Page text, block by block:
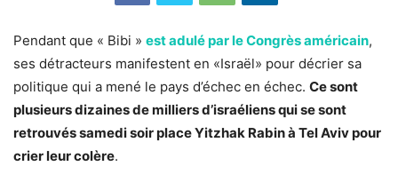
Pendant que « Bibi » est adulé par le Congrès américain,
ses détracteurs manifestent en «Israël» pour décrier sa
politique qui a mené le pays d’échec en échec. Ce sont
plusieurs dizaines de milliers d’israéliens qui se sont
retrouvés samedi soir place Yitzhak Rabin à Tel Aviv pour
crier leur colère.